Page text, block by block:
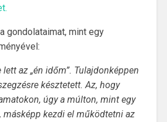
gondolataimat, mint egy
az „én időm”. Tulajdonképpen
késztetett. Az, hogy
úgy a múlton, mint egy
másképp kezdi el működtetni az